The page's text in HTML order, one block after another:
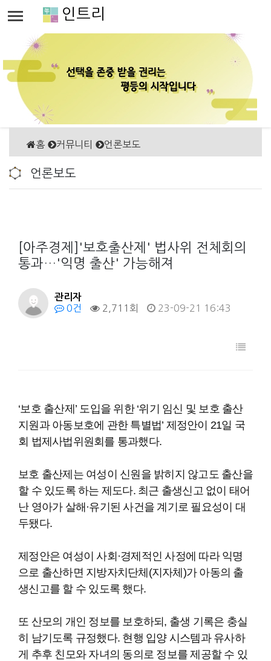
인트리
홈 커뮤니티 언론보도
언론보도
[아주경제]'보호출산제' 법사위 전체회의
통과…'익명 출산' 가능해져
관리자
0건 2,711회 23-09-21 16:43
‘보호 출산제’ 도입을 위한 ‘위기 임신 및 보호 출산
지원과 아동보호에 관한 특별법’ 제정안이 21일 국
회 법제사법위원회를 통과했다.
보호 출산제는 여성이 신원을 밝히지 않고도 출산을
할 수 있도록 하는 제도다. 최근 출생신고 없이 태어
난 영아가 살해·유기된 사건을 계기로 필요성이 대
두됐다.
제정안은 여성이 사회·경제적인 사정에 따라 익명
으로 출산하면 지방자치단체(지자체)가 아동의 출
생신고를 할 수 있도록 했다.
또 산모의 개인 정보를 보호하되, 출생 기록은 충실
히 남기도록 규정했다. 현행 입양 시스템과 유사하
게 추후 친모와 자녀의 동의로 정보를 제공할 수 있